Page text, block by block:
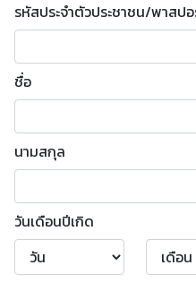
รหัสประจำตัวประชาชน/พาสป
ชื่อ
นามสกุล
วันเดือนปีเกิด